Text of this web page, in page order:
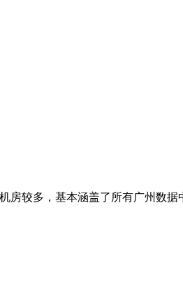
房较多，基本涵盖了所有广州数据